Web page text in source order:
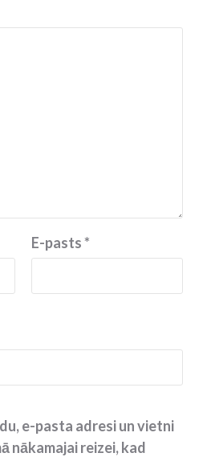
E-pasts*
e-pasta adresi un vietni
nākamajai reizei, kad